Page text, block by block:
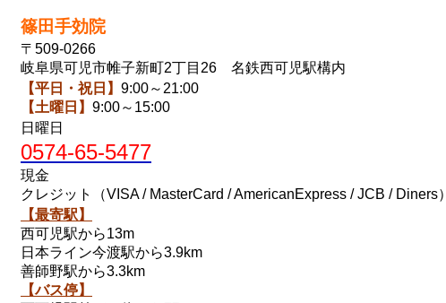
篠田手効院
〒509-0266
岐阜県可児市帷子新町2丁目26 名鉄西可児駅構内
【平日・祝日】 9:00～21:00
【土曜日】 9:00～15:00
日曜日
0574-65-5477
現金
クレジット
（VISA / MasterCard / AmericanExpress / JCB / Diners）
【最寄駅】
西可児駅から13m
日本ライン今渡駅から3.9km
善師野駅から3.3km
【バス停】